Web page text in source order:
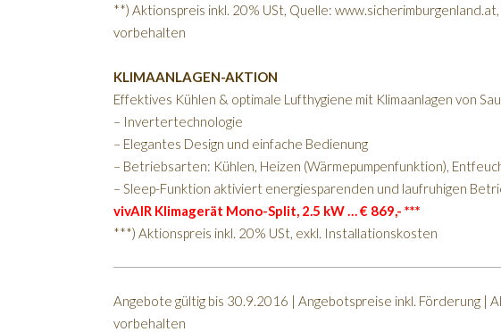
**) Aktionspreis inkl. 20% USt, Quelle:
vorbehalten
KLIMAANLAGEN-AKTION
Effektives Kühlen & optimale Lufthygiene mit Klimaanlagen von
– Invertertechnologie
– Elegantes Design und einfache Bedienung
– Betriebsarten: Kühlen, Heizen (Wärmepumpenfunktion),
– Sleep-Funktion aktiviert energiesparenden und laufruhigen
vivAIR Klimagerät Mono-Split, 2.5 kW … € 869,- ***
***) Aktionspreis inkl. 20% USt, exkl. Installationskosten
Angebote gültig bis 30.9.2016 | Angebotspreise inkl. Förderung |
vorbehalten